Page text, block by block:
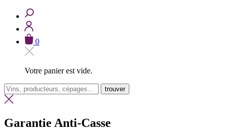
0
Votre panier est vide.
trouver
Garantie Anti-Casse